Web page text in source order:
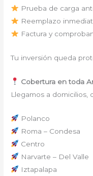
Prueba de carga
Reemplazo
Factura y
Tu inversión queda
Cobertura en toda
Llegamos a domicilios,
Polanco
Roma – Condesa
Centro
Narvarte – Del Valle
Iztapalapa